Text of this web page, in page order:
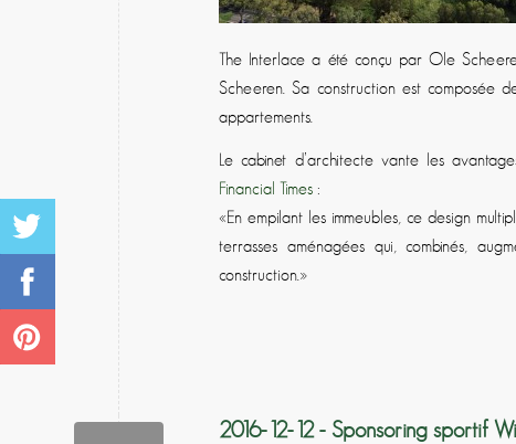
The Interlace a été conçu par Ole
Scheeren. Sa construction est composée
appartements.
Le cabinet d’architecte vante les
Financial Times :
«En empilant les immeubles, ce design
terrasses aménagées qui, combinés,
construction.»
2016-12-12 - Sponsoring sportif